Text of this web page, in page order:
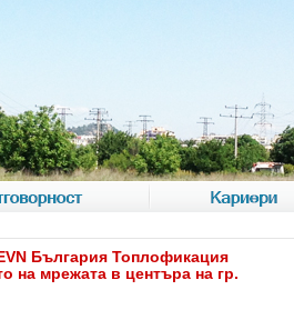
Кариери
България Топлофикация
на мрежата в центъра на гр.